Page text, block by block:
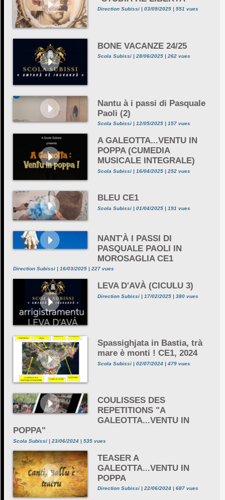
Direction Subissi | 03/09/2025 | 551 vues
BONE VACANZE 24/25
Scola Subissi | 28/06/2025 | 262 vues
Nantu à i passi di Pasquale
Paoli (2)
Scola Subissi | 12/05/2025 | 157 vues
A GALEOTTA...VENTU IN
POPPA (CUMEDIA
MUSICALE INTEGRALE)
Scola Subissi | 16/04/2025 | 252 vues
BLEU CE1
Scola Subissi | 01/04/2025 | 191 vues
NANT'À I PASSI DI
PASQUALE PAOLI IN
MOROSAGLIA CE1
Direction Subissi | 16/03/2025 | 227 vues
LEVA D'AVÀ (CICULU 3)
Direction Subissi | 17/02/2025 | 380 vues
Spassighjata in Bastia, trà
mare è monti ! CE1, 2024
Scola Subissi | 02/07/2024 | 479 vues
COULISSES DES
REPETITIONS "A
GALEOTTA...VENTU IN
POPPA"
Scola Subissi | 23/06/2024 | 535 vues
TEASER A
GALEOTTA...VENTU IN
POPPA
Direction Subissi | 22/06/2024 | 687 vues